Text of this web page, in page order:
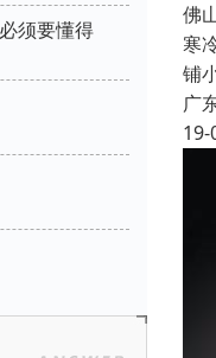
须要懂得
佛
寒
铺
广
19-